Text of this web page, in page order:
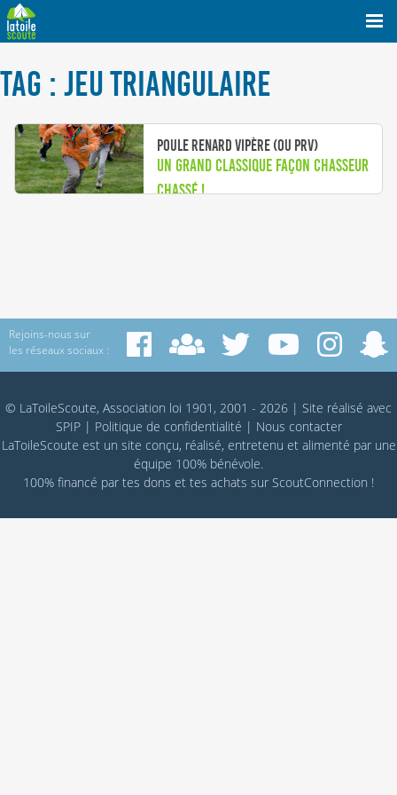
TAG : JEU TRIANGULAIRE
Poule Renard Vipère (ou PRV)
Un grand classique façon chasseur
chassé !
Rejoins-nous sur
les réseaux sociaux :
© LaToileScoute, Association loi 1901, 2001 - 2026 | Site réalisé avec
SPIP| Politique de confidentialité | Nous contacter
LaToileScoute est un site conçu, réalisé, entretenu et alimenté par une
équipe 100% bénévole.
100% financé par tes dons et tes achats sur ScoutConnection !